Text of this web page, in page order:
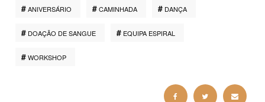
ANIVERSÁRIO CAMINHADA DANÇA
DOAÇÃO DE SANGUE EQUIPA ESPIRAL
WORKSHOP